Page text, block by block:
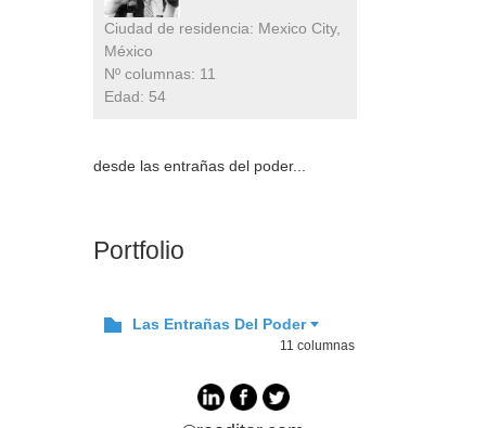
Ciudad de residencia: Mexico City,
México
Nº columnas: 11
Edad: 54
desde las entrañas del poder...
Portfolio
Las Entrañas Del Poder
11 columnas